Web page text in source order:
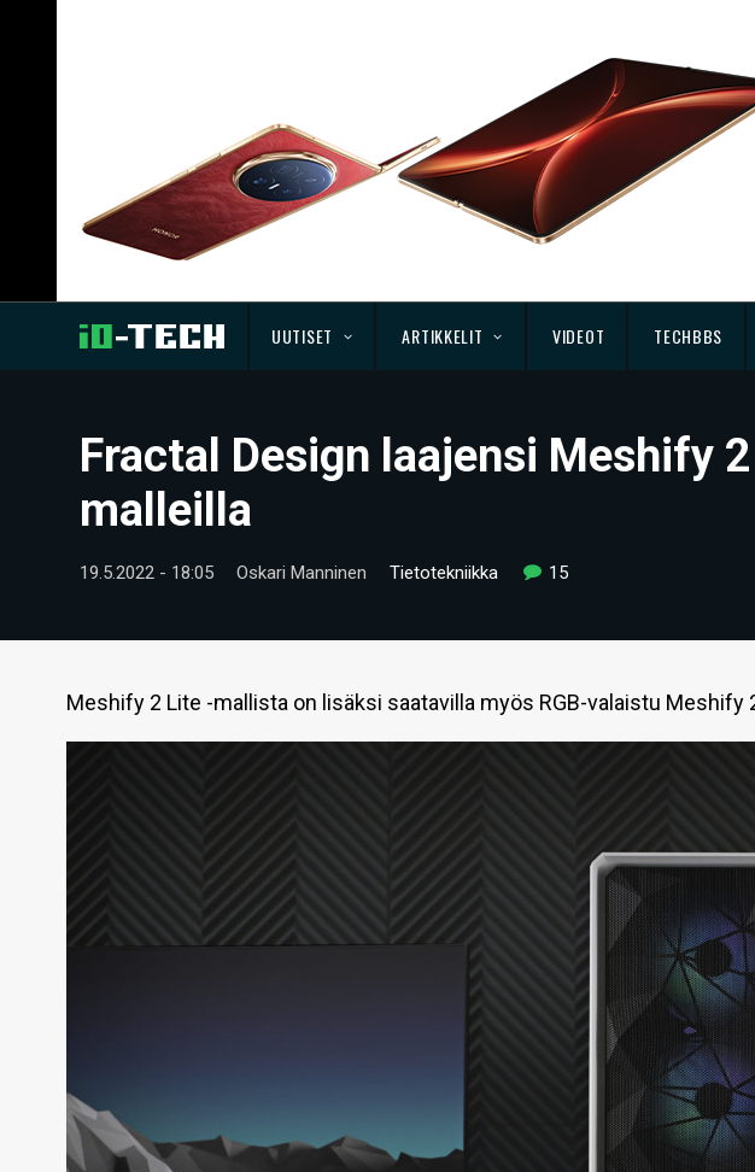
UUTISET ARTIKKELIT VIDEOT TECHBBS
Fractal Design laajensi Meshify
malleilla
19.5.2022 - 18:05 Oskari Manninen Tietotekniikka 15
Meshify 2 Lite -mallista on lisäksi saatavilla myös RGB-valaistu Meshify